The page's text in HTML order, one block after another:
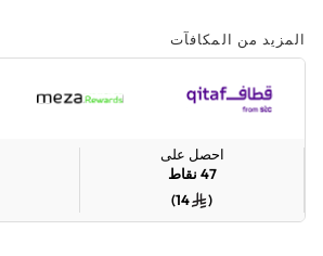
المزيد من المكافآت
احصل على
47 نقاط
(
14
)